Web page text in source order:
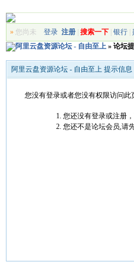
»您尚未 登录 注册| 搜索一下| 银行|
阿里云盘资源论坛 - 自由至上» 论坛
阿里云盘资源论坛 - 自由至上 提示信息
您没有登录或者您没有权限访问
您还没有登录或注册
您还不是论坛会员,请